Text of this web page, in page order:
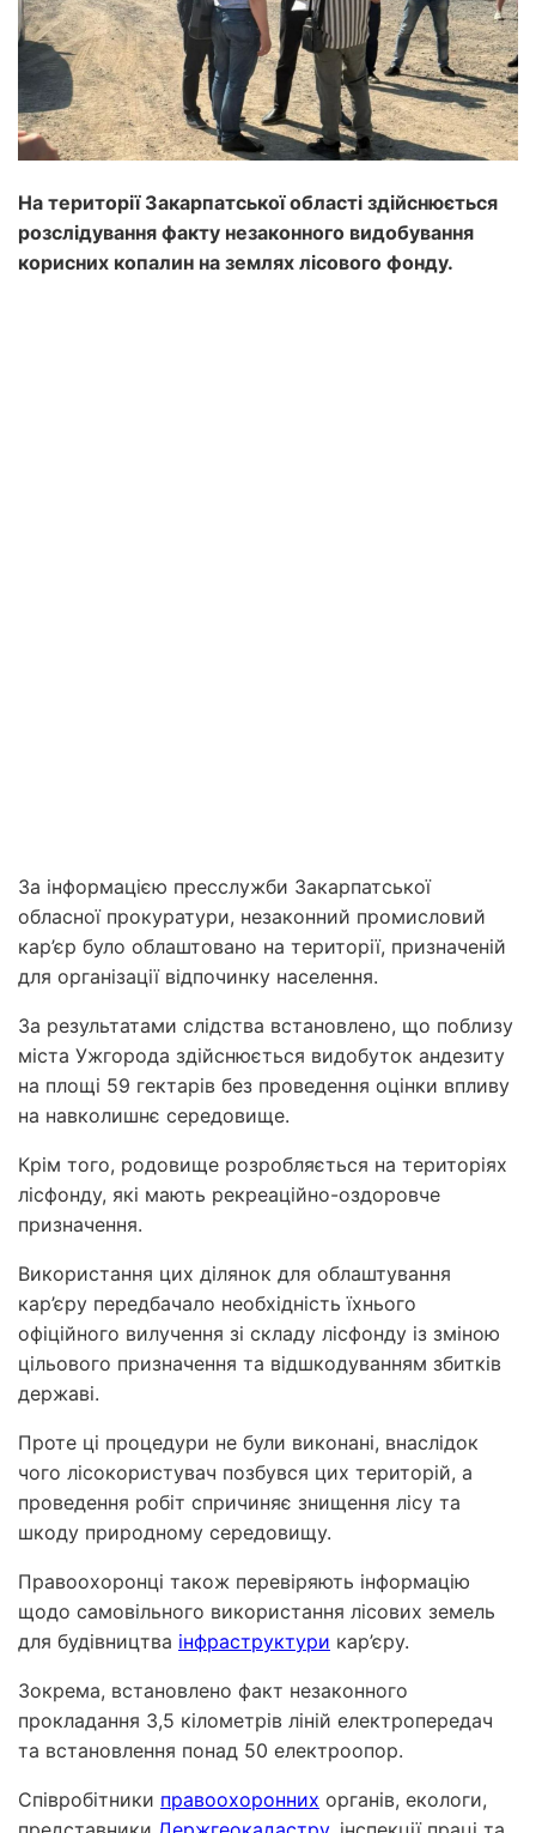
На території Закарпатської області здійснюється
розслідування факту незаконного видобування
корисних копалин на землях лісового фонду.
За інформацією пресслужби Закарпатської
обласної прокуратури, незаконний промисловий
кар’єр було облаштовано на території, призначеній
для організації відпочинку населення.
За результатами слідства встановлено, що поблизу
міста Ужгорода здійснюється видобуток андезиту
на площі 59 гектарів без проведення оцінки впливу
на навколишнє середовище.
Крім того, родовище розробляється на територіях
лісфонду, які мають рекреаційно-оздоровче
призначення.
Використання цих ділянок для облаштування
кар’єру передбачало необхідність їхнього
офіційного вилучення зі складу лісфонду із зміною
цільового призначення та відшкодуванням збитків
державі.
Проте ці процедури не були виконані, внаслідок
чого лісокористувач позбувся цих територій, а
проведення робіт спричиняє знищення лісу та
шкоду природному середовищу.
Правоохоронці також перевіряють інформацію
щодо самовільного використання лісових земель
для будівництва інфраструктури кар’єру.
Зокрема, встановлено факт незаконного
прокладання 3,5 кілометрів ліній електропередач
та встановлення понад 50 електроопор.
Співробітники правоохоронних органів, екологи,